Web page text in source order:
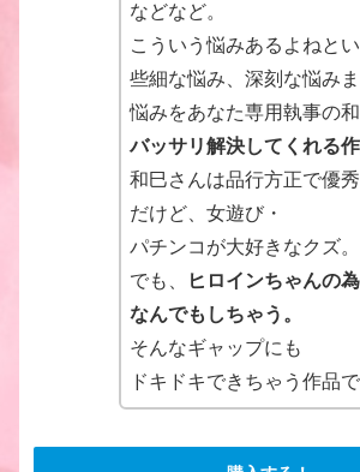
などなど。
こういう悩みあるよねとい
些細な悩み、深刻な悩みま
悩みをあなた専用執事の
バッサリ解決してくれる
和巳さんは品行方正で優秀
だけど、女遊び・
パチンコが大好きなクズ。
でも、
ヒロインちゃんの為
なんでもしちゃう。
そんなギャップにも
ドキドキできちゃう作品で